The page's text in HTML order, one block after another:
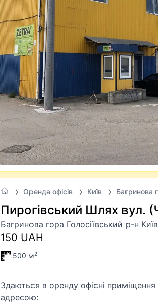
Оренда офісів Київ Багринова
Пирогівський Шлях вул.
Багринова гора Голосіївський р-н Київ
150 UAH
500 м2
Здаються в оренду офісні
адресою: